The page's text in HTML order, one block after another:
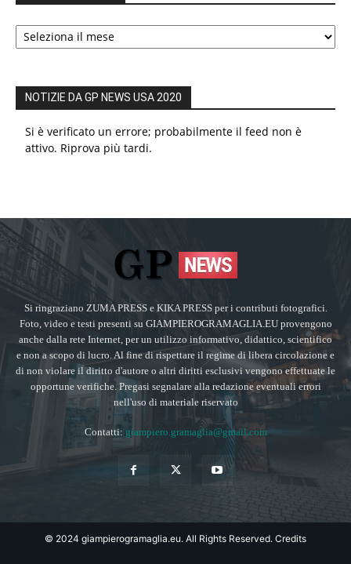
ARCHIVIO
NOTIZIE
NOTIZIE DA GP NEWS USA 2020
Si è verificato un errore; probabilmente il feed non è
attivo. Riprova più tardi.
Si ringraziano ZUMA PRESS e KIKA PRESS per i contributi fotografici.
Foto, video e testi presenti su GIAMPIEROGRAMAGLIA.EU provengono
anche dalla rete Internet, per un utilizzo informativo, didattico, scientifico
e non a scopo di lucro. Al fine di rispettare il regime di libera circolazione e
di non violare il diritto d'autore o altri diritti esclusivi vengono effettuate le
opportune verifiche. Pregasi segnalare alla redazione eventuali errori
nell'uso di materiale riservato
Contatti: giampiero.gramaglia@gmail.com
© 2024 giampierogramaglia.eu. All Rights Reserved. Credits